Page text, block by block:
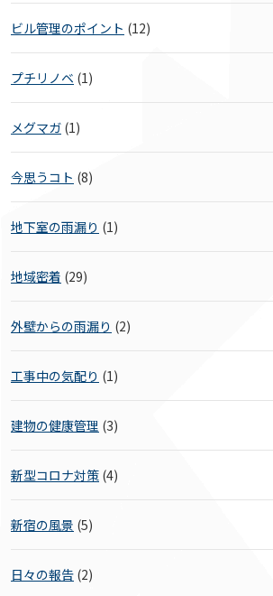
ビル管理のポイント (12)
プチリノベ (1)
メグマガ (1)
今思うコト (8)
地下室の雨漏り (1)
地域密着 (29)
外壁からの雨漏り (2)
工事中の気配り (1)
建物の健康管理 (3)
新型コロナ対策 (4)
新宿の風景 (5)
日々の報告 (2)